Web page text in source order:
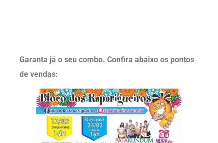
Garanta já o seu combo. Confira abaixo os pontos
de vendas: